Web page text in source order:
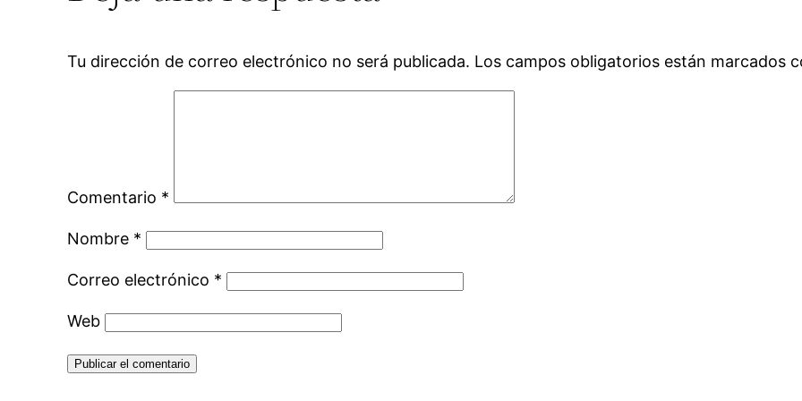
Tu dirección de correo electrónico no será publicada. Los campos obligatorios están marcados
Comentario *
Nombre *
Correo electrónico *
Web